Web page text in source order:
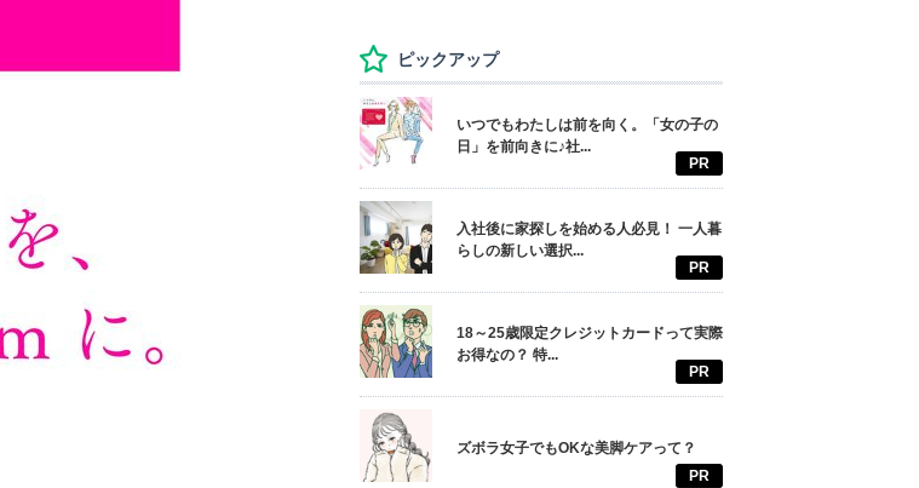
ピックアップ
いつでもわたしは前を向く。「女の子の
日」を前向きに♪社...
PR
入社後に家探しを始める人必見！ 一人暮
らしの新しい選択...
PR
18～25歳限定クレジットカードって実際
お得なの？ 特...
PR
ズボラ女子でもOKな美脚ケアって？
PR